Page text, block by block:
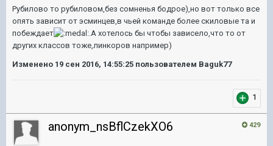
Рубилово то рубиловом,без сомненья бодрое),но вот только все
опять зависит от эсминцев,в чьей команде более скиловые та и
побеждает
.А хотелось бы чтобы зависело,что то от
других классов тоже,линкоров например)
Изменено 19 сен 2016, 14:55:25 пользователем Baguk77
1
429
anonym_nsBflCzekXO6